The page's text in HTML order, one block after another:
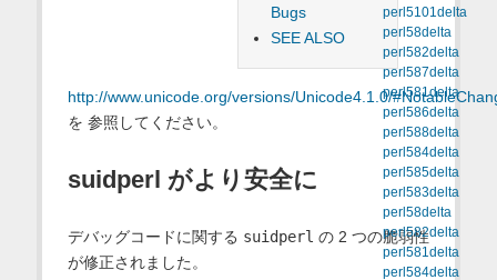
perl5101delta
perl58delta
perl582delta
perl587delta
perl581delta
perl586delta
perl588delta
perl584delta
perl585delta
perl583delta
perl58delta
perl582delta
perl581delta
perl584delta
Bugs
SEE ALSO
http://www.unicode.org/versions/Unicode4.1.0/
を 参照してください。
suidperl がより安全に
デバッグコードに関する suidperl の 2 つの脆弱性
が修正されました。